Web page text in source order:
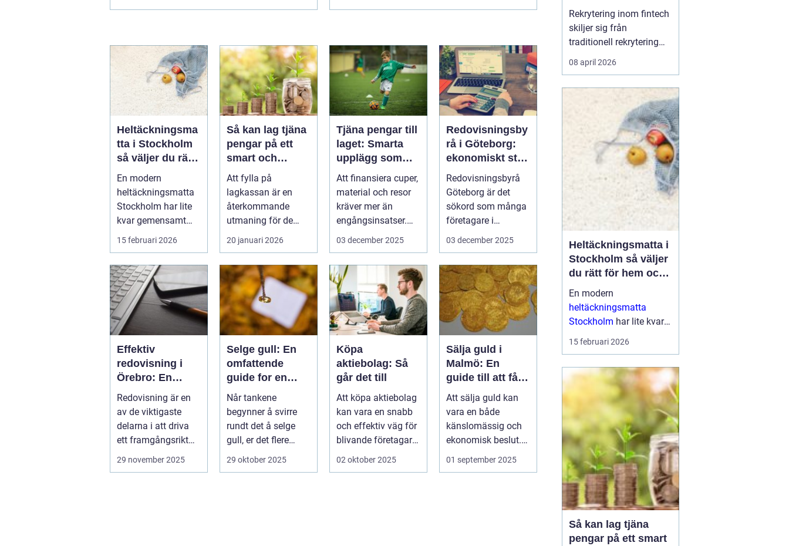
Heltäckningsma
tta i Stockholm
så väljer du rätt
för hem och
kontor
En modern
heltäckningsmatta
Stockholm har lite
kvar gemensamt
med de platta, trista
15 februari 2026
Så kan lag tjäna
pengar på ett
smart och
hållbart sätt
Att fylla på
lagkassan är en
återkommande
utmaning för de
flesta idrottslag.
Nya matchställ,
cuper, ...
20 januari 2026
Tjäna pengar till
laget: Smarta
upplägg som
håller i längden
Att finansiera cuper,
material och resor
kräver mer än
engångsinsatser.
Många ...
03 december 2025
Redovisningsby
rå i Göteborg:
ekonomiskt stöd
för ditt företag
Redovisningsbyrå
Göteborg är det
sökord som många
företagare i
G&oum...
03 december 2025
Effektiv
redovisning i
Örebro: En
nyckel till
framgång
Redovisning är en
av de viktigaste
delarna i att driva
ett framgångsrikt
företag. I ...
29 november 2025
Selge gull: En
omfattende
guide for en
lønnsom
transaksjon
Når tankene
begynner å svirre
rundt det å selge
gull, er det flere
aspekter som b&...
29 oktober 2025
Köpa
aktiebolag: Så
går det till
Att köpa aktiebolag
kan vara en snabb
och effektiv väg för
blivande företagare
02 oktober 2025
Sälja guld i
Malmö: En
guide till att få
bästa värde för
ditt guld
Att sälja guld kan
vara en både
känslomässig och
ekonomisk beslut.
01 september 2025
ledare och
specialister
Rekrytering inom fintech
skiljer sig från
traditionell rekrytering
inom bank, finans eller
renodlad tech.
miljö där teknik, affär
och reglering möts och
ofta krockar.
Tillväxttakten är hög,
regelverken skärps och
konkurrens...
08 april 2026
Heltäckningsmatta i
Stockholm så väljer
du rätt för hem och
kontor
En modern
heltäckningsmatta
Stockholm har lite kvar
gemensamt med de
och 80-talet. I da...
15 februari 2026
Så kan lag tjäna
pengar på ett smart